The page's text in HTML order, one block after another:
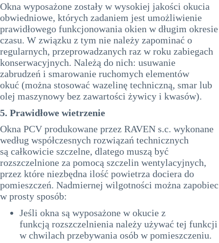
Okna wyposażone zostały w wysokiej jakości okucia
obwiedniowe, których zadaniem jest umożliwienie
prawidłowego funkcjonowania okien w długim okresie
czasu. W związku z tym nie należy zapominać o
regularnych, przeprowadzanych raz w roku zabiegach
konserwacyjnych. Należą do nich: usuwanie
zabrudzeń i smarowanie ruchomych elementów
okuć (można stosować wazelinę techniczną, smar lub
olej maszynowy bez zawartości żywicy i kwasów).
5. Prawidłowe wietrzenie
Okna PCV produkowane przez RAVEN s.c. wykonane
według współczesnych rozwiązań technicznych
są całkowicie szczelne, dlatego muszą być
rozszczelnione za pomocą szczelin wentylacyjnych,
przez które niezbędna ilość powietrza dociera do
pomieszczeń. Nadmiernej wilgotności można zapobiec
w prosty sposób:
Jeśli okna są wyposażone w okucie z
funkcją rozszczelnienia należy używać tej funkcji
w chwilach przebywania osób w pomieszczeniu.